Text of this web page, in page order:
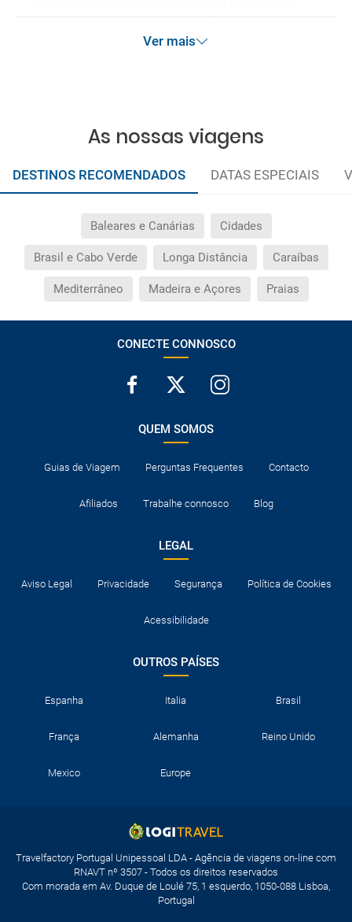
Ver mais
As nossas viagens
DESTINOS RECOMENDADOS DATAS ESPECIAIS
Baleares e Canárias Cidades
Brasil e Cabo Verde Longa Distância Caraíbas
Mediterrâneo Madeira e Açores Praias
CONECTE CONNOSCO
QUEM SOMOS
Guias de Viagem Perguntas Frequentes Contacto
Afiliados Trabalhe connosco Blog
LEGAL
Aviso Legal Privacidade Segurança Política de Cookies
Acessibilidade
OUTROS PAÍSES
Espanha Italia Brasil
França Alemanha Reino Unido
Mexico Europe
Travelfactory Portugal Unipessoal LDA - Agência de viagens on-line com
RNAVT nº 3507 - Todos os direitos reservados
Com morada em Av. Duque de Loulé 75, 1 esquerdo, 1050-088 Lisboa,
Portugal